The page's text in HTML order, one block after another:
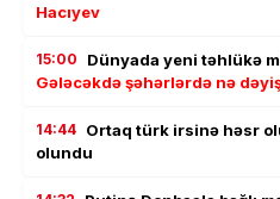
Hacıyev
15:00
Dünyada yeni təhlükə
Gələcəkdə şəhərlərdə nə
14:44 Ortaq türk irsinə həsr
olundu